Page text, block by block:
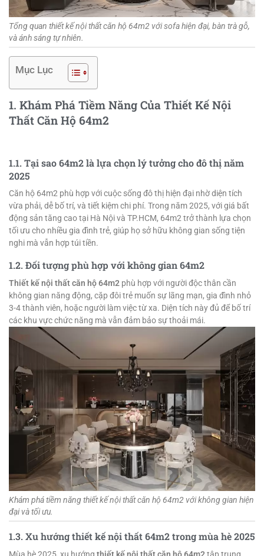
Tổng quan thiết kế nội thất căn hộ 64m2 với sofa hiện đại, bàn trà gỗ,
và ánh sáng tự nhiên.
Mục Lục
1. Khám Phá Tiềm Năng Của Thiết Kế Nội
Thất Căn Hộ 64m2
1.1. Tại sao 64m2 là lựa chọn lý tưởng cho đô thị năm
2025
Căn hộ 64m2 phù hợp với cuộc sống đô thị hiện đại nhờ diện tích
vừa phải, dễ bố trí, và tiết kiệm chi phí. Trong năm 2025, với giá bất
động sản tăng cao tại Hà Nội và TP.HCM, 64m2 trở thành lựa chọn
tối ưu cho nhiều gia đình trẻ, giúp họ sở hữu không gian sống tiện
nghi mà vẫn hợp túi tiền.
1.2. Đối tượng phù hợp với không gian 64m2
Thiết kế nội thất căn hộ 64m2 phù hợp với người độc thân cần
không gian năng động, cặp đôi trẻ muốn sự lãng mạn, gia đình nhỏ
3-4 thành viên, hoặc người làm việc từ xa. Diện tích này đủ để bố trí
các khu vực chức năng mà vẫn đảm bảo sự thoải mái.
Khám phá tiềm năng thiết kế nội thất căn hộ 64m2 với không gian hiện
đại và tối ưu.
1.3. Xu hướng thiết kế nội thất 64m2 trong mùa hè 2025